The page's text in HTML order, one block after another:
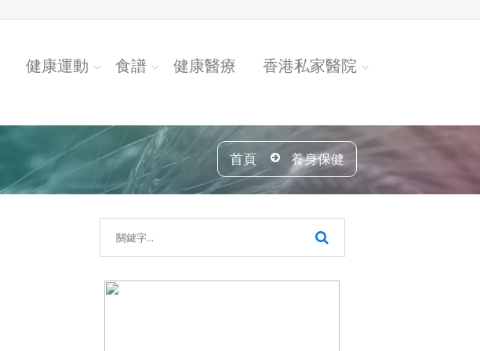
健康運動 食譜 健康醫療 香港私家醫院
首頁 養身保健